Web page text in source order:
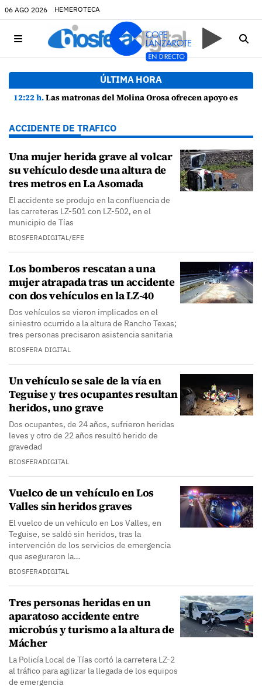
06 AGO 2026 HEMEROTECA
ÚLTIMA HORA
12:22 h.Las matronas del Molina Orosa ofrecen apoyo especializado a la lactancia materna las 24 horas del día
ACCIDENTE DE TRAFICO
Una mujer herida grave al volcar
su vehículo desde una altura de
tres metros en La Asomada
El accidente se produjo en la confluencia de
las carreteras LZ-501 con LZ-502, en el
municipio de Tías
BIOSFERADIGITAL/EFE
Los bomberos rescatan a una
mujer atrapada tras un accidente
con dos vehículos en la LZ-40
Dos vehículos se vieron implicados en el
siniestro ocurrido a la altura de Rancho Texas;
tres personas precisaron asistencia sanitaria
BIOSFERA DIGITAL
Un vehículo se sale de la vía en
Teguise y tres ocupantes resultan
heridos, uno grave
Dos ocupantes, de 24 años, sufrieron heridas
leves y otro de 22 años resultó herido de
gravedad
BIOSFERADIGITAL
Vuelco de un vehículo en Los
Valles sin heridos graves
El vuelco de un vehículo en Los Valles, en
Teguise, se saldó sin heridos, tras la
intervención de los servicios de emergencia
que aseguraron la…
BIOSFERADIGITAL
Tres personas heridas en un
aparatoso accidente entre
microbús y turismo a la altura de
Mácher
La Policía Local de Tías cortó la carretera LZ-2
al tráfico para agilizar la llegada de los equipos
de emergencia